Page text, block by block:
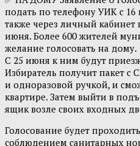
подать по телефону УИК с 16
также через личный кабинет
июня. Более 600 жителей
желание голосовать на дому.
С 25 июня к ним будут
Избиратель получит пакет с
и одноразовой ручкой, и
квартире. Затем выйти в
ящик возле своих входных
Голосование будет
соблюдением санитарных